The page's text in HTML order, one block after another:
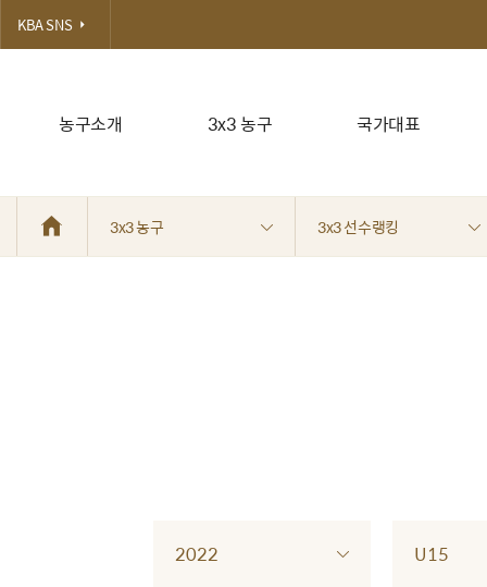
농구소개 3x3 농구 국가대표
KBA SNS
3x3 농구 3x3 선수랭킹
2022 U15